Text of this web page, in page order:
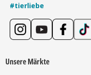
#tierliebe
Unsere Märkte